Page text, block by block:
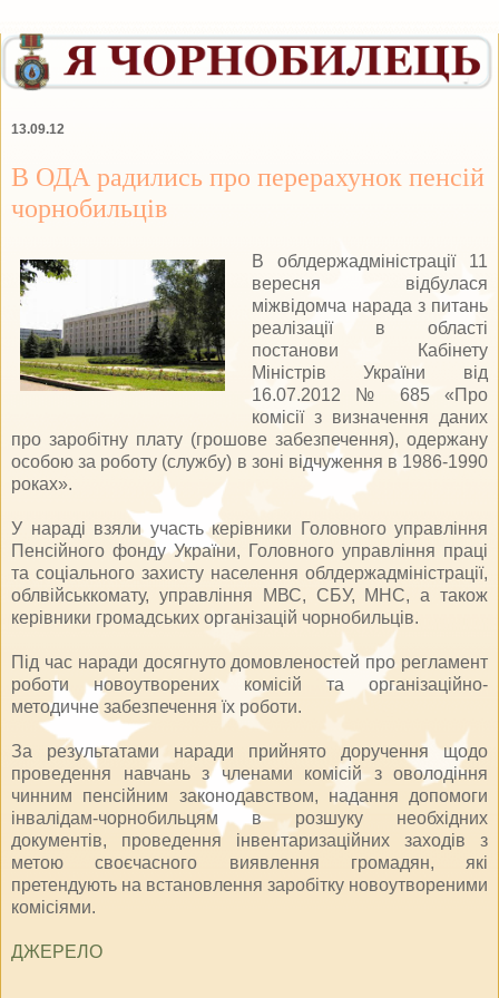
13.09.12
В ОДА радились про перерахунок пенсій
чорнобильців
В облдержадміністрації 11
вересня відбулася
міжвідомча нарада з питань
реалізації в області
постанови Кабінету
Міністрів України від
16.07.2012 № 685 «Про
комісії з визначення даних
про заробітну плату (грошове забезпечення), одержану
особою за роботу (службу) в зоні відчуження в 1986-1990
роках».
У нараді взяли участь керівники Головного управління
Пенсійного фонду України, Головного управління праці
та соціального захисту населення облдержадміністрації,
облвійськкомату, управління МВС, СБУ, МНС, а також
керівники громадських організацій чорнобильців.
Під час наради досягнуто домовленостей про регламент
роботи новоутворених комісій та організаційно-
методичне забезпечення їх роботи.
За результатами наради прийнято доручення щодо
проведення навчань з членами комісій з оволодіння
чинним пенсійним законодавством, надання допомоги
інвалідам-чорнобильцям в розшуку необхідних
документів, проведення інвентаризаційних заходів з
метою своєчасного виявлення громадян, які
претендують на встановлення заробітку новоутвореними
комісіями.
ДЖЕРЕЛО